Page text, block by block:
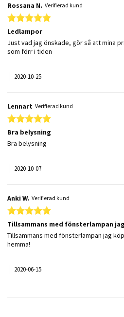
Rossana N. Verifierad kund
5.0 star rating
Ledlampor
Review by Rossana N. on 25 Oct 2020
review stating Ledlampor
Just vad jag önskade, gör så att mina
som förr i tiden
2020-10-25
Lennart Verifierad kund
5.0 star rating
Bra belysning
Review by Lennart on 7 Oct 2020
review stating Bra belysning
Bra belysning
2020-10-07
Anki W. Verifierad kund
5.0 star rating
Tillsammans med fönsterlampan
Review by Anki W. on 15 Jun 2020
review stating Tillsammans med
Tillsammans med fönsterlampan jag
hemma!
2020-06-15